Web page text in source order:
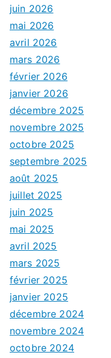
juin 2026
mai 2026
avril 2026
mars 2026
février 2026
janvier 2026
décembre 2025
novembre 2025
octobre 2025
septembre 2025
août 2025
juillet 2025
juin 2025
mai 2025
avril 2025
mars 2025
février 2025
janvier 2025
décembre 2024
novembre 2024
octobre 2024